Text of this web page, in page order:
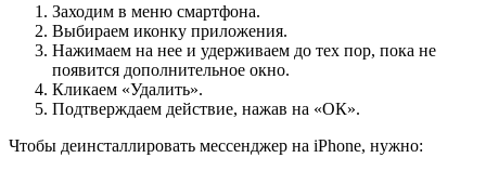
Заходим в меню смартфона.
Выбираем иконку приложения.
Нажимаем на нее и удерживаем до тех пор, пока не
появится дополнительное окно.
Кликаем «Удалить».
Подтверждаем действие, нажав на «ОК».
Чтобы деинсталлировать мессенджер на iPhone, нужно: